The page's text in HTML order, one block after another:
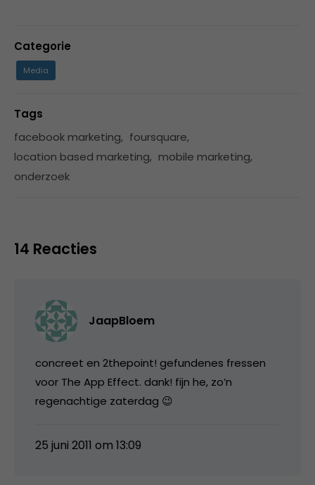
Categorie
Media
Tags
facebook marketing, foursquare,
location based marketing, mobile marketing,
onderzoek
14 Reacties
JaapBloem
concreet en 2thepoint! gefundenes fressen
voor The App Effect. dank! fijn he, zo’n
regenachtige zaterdag 😉
25 juni 2011 om 13:09